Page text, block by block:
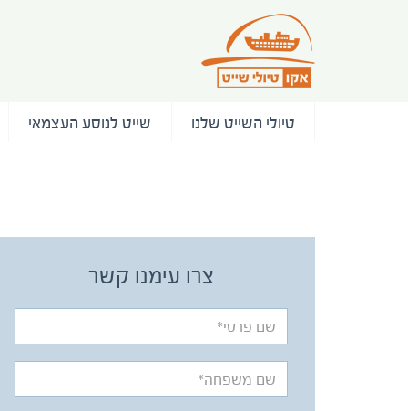
טיולי השייט שלנו שייט לנוסע העצמאי
צרו עימנו קשר